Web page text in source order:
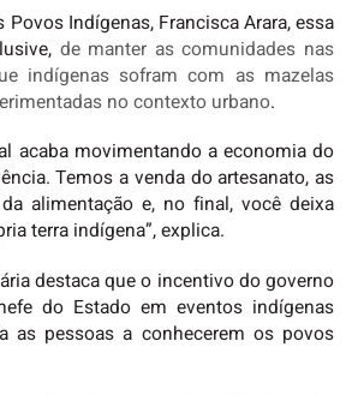
Povos Indígenas, Francisca Arara, essa
de manter as comunidades nas
indígenas sofram com as mazelas
no contexto urbano.
acaba movimentando a economia do
Temos a venda do artesanato, as
alimentação e, no final, você deixa
terra indígena”, explica.
destaca que o incentivo do governo
do Estado em eventos indígenas
as pessoas a conhecerem os povos